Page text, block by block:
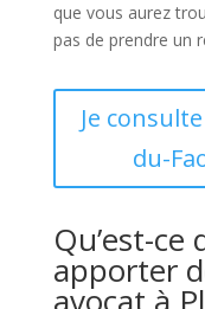
que vous aurez
pas de prendre un
Je
du-
Qu’est-
apporter